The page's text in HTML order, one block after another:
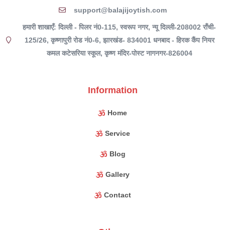
support@balajijoytish.com
हमारी शाखाएँ: दिल्ली - पिलर नं0-115, स्वरूप नगर, न्यू दिल्ली-208002 राँची-
125/26, कृष्णापुरी रोड नं0-6, झारखंड- 834001 धनबाद - हिरक कैंप नियर
कमल कटेसरिया स्कूल, कृष्ण मंदिर-पोस्ट नागनगर-826004
Information
Home
Service
Blog
Gallery
Contact